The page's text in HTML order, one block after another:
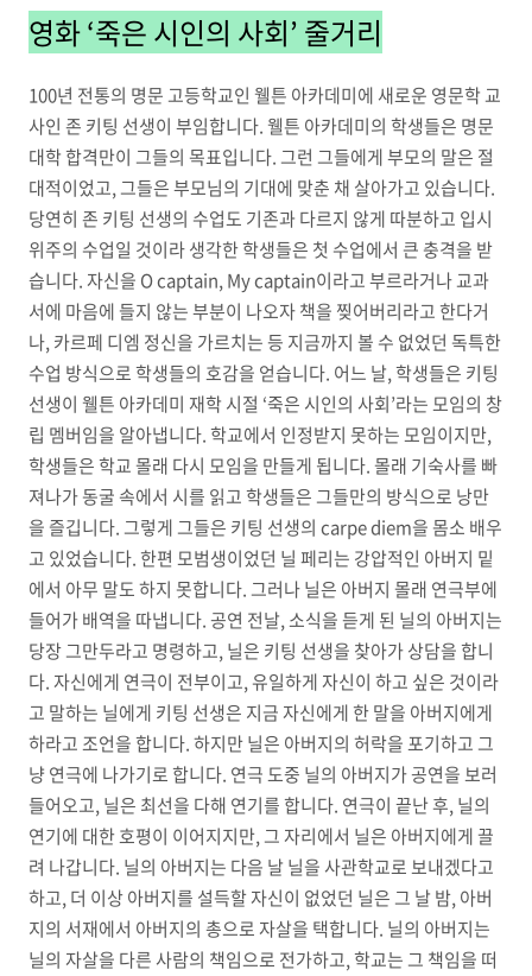
영화 ‘죽은 시인의 사회’ 줄거리
100년 전통의 명문 고등학교인 웰튼 아카데미에 새로운 영문학 교
사인 존 키팅 선생이 부임합니다. 웰튼 아카데미의 학생들은 명문
대학 합격만이 그들의 목표입니다. 그런 그들에게 부모의 말은 절
대적이었고, 그들은 부모님의 기대에 맞춘 채 살아가고 있습니다.
당연히 존 키팅 선생의 수업도 기존과 다르지 않게 따분하고 입시
위주의 수업일 것이라 생각한 학생들은 첫 수업에서 큰 충격을 받
습니다. 자신을 O captain, My captain이라고 부르라거나 교과
서에 마음에 들지 않는 부분이 나오자 책을 찢어버리라고 한다거
나, 카르페 디엠 정신을 가르치는 등 지금까지 볼 수 없었던 독특한
수업 방식으로 학생들의 호감을 얻습니다. 어느 날, 학생들은 키팅
선생이 웰튼 아카데미 재학 시절 ‘죽은 시인의 사회’라는 모임의 창
립 멤버임을 알아냅니다. 학교에서 인정받지 못하는 모임이지만,
학생들은 학교 몰래 다시 모임을 만들게 됩니다. 몰래 기숙사를 빠
져나가 동굴 속에서 시를 읽고 학생들은 그들만의 방식으로 낭만
을 즐깁니다. 그렇게 그들은 키팅 선생의 carpe diem을 몸소 배우
고 있었습니다. 한편 모범생이었던 닐 페리는 강압적인 아버지 밑
에서 아무 말도 하지 못합니다. 그러나 닐은 아버지 몰래 연극부에
들어가 배역을 따냅니다. 공연 전날, 소식을 듣게 된 닐의 아버지는
당장 그만두라고 명령하고, 닐은 키팅 선생을 찾아가 상담을 합니
다. 자신에게 연극이 전부이고, 유일하게 자신이 하고 싶은 것이라
고 말하는 닐에게 키팅 선생은 지금 자신에게 한 말을 아버지에게
하라고 조언을 합니다. 하지만 닐은 아버지의 허락을 포기하고 그
냥 연극에 나가기로 합니다. 연극 도중 닐의 아버지가 공연을 보러
들어오고, 닐은 최선을 다해 연기를 합니다. 연극이 끝난 후, 닐의
연기에 대한 호평이 이어지지만, 그 자리에서 닐은 아버지에게 끌
려 나갑니다. 닐의 아버지는 다음 날 닐을 사관학교로 보내겠다고
하고, 더 이상 아버지를 설득할 자신이 없었던 닐은 그 날 밤, 아버
지의 서재에서 아버지의 총으로 자살을 택합니다. 닐의 아버지는
닐의 자살을 다른 사람의 책임으로 전가하고, 학교는 그 책임을 떠